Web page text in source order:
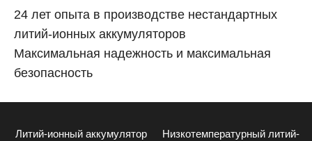
24 лет опыта в производстве нестандартных
литий-ионных аккумуляторов
Максимальная надежность и максимальная
безопасность
Литий-ионный аккумулятор Низкотемпературный литий-